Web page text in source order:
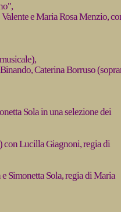
e Maria Rosa Menzio,
Caterina Borruso
Sola in una selezione dei
con Lucilla Giagnoni, regia di
Simonetta Sola, regia di Maria